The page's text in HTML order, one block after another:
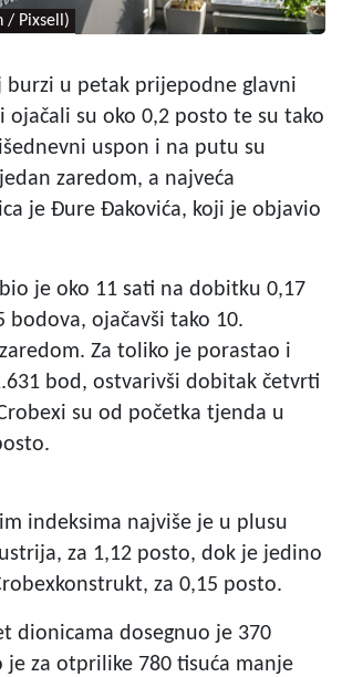
/ Pixsell)
burzi u petak prijepodne glavni
ojačali su oko 0,2 posto te su tako
uspon i na putu su
zaredom, a najveća
je Đure Đakovića, koji je objavio
je oko 11 sati na dobitku 0,17
bodova, ojačavši tako 10.
Za toliko je porastao i
bod, ostvarivši dobitak četvrti
su od početka tjenda u
indeksima najviše je u plusu
za 1,12 posto, dok je jedino
za 0,15 posto.
dionicama dosegnuo je 370
je za otprilike 780 tisuća manje